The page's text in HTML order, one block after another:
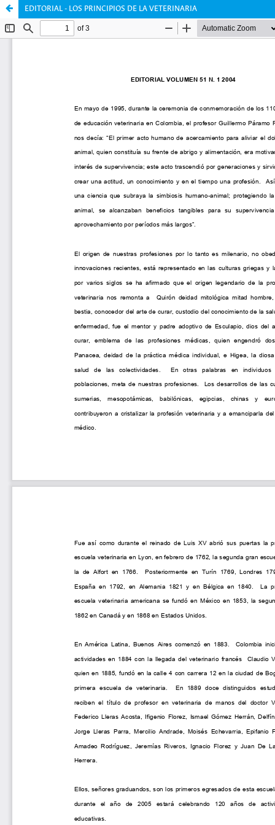
EDITORIAL - LOS PRINCIPIOS DE LA VETERINARIA